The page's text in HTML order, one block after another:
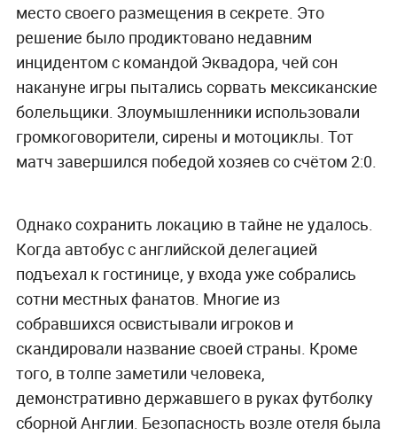
место своего размещения в секрете. Это
решение было продиктовано недавним
инцидентом с командой Эквадора, чей сон
накануне игры пытались сорвать мексиканские
болельщики. Злоумышленники использовали
громкоговорители, сирены и мотоциклы. Тот
матч завершился победой хозяев со счётом 2:0.
Однако сохранить локацию в тайне не удалось.
Когда автобус с английской делегацией
подъехал к гостинице, у входа уже собрались
сотни местных фанатов. Многие из
собравшихся освистывали игроков и
скандировали название своей страны. Кроме
того, в толпе заметили человека,
демонстративно державшего в руках футболку
сборной Англии. Безопасность возле отеля была